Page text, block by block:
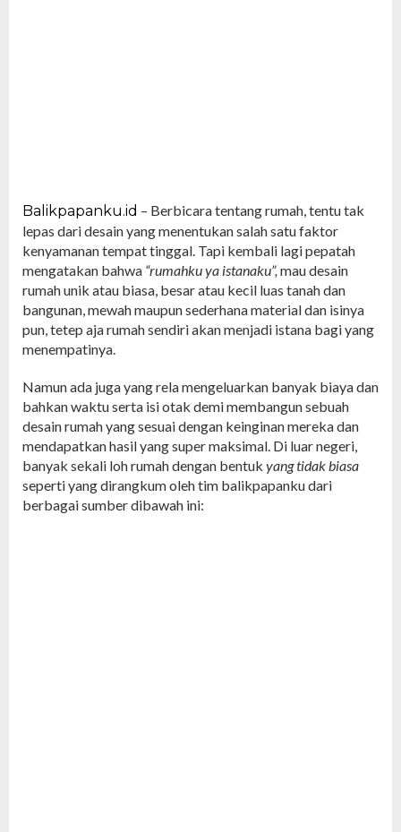
Balikpapanku.id – Berbicara tentang rumah, tentu tak
lepas dari desain yang menentukan salah satu faktor
kenyamanan tempat tinggal. Tapi kembali lagi pepatah
mengatakan bahwa “rumahku ya istanaku”, mau desain
rumah unik atau biasa, besar atau kecil luas tanah dan
bangunan, mewah maupun sederhana material dan isinya
pun, tetep aja rumah sendiri akan menjadi istana bagi yang
menempatinya.
Namun ada juga yang rela mengeluarkan banyak biaya dan
bahkan waktu serta isi otak demi membangun sebuah
desain rumah yang sesuai dengan keinginan mereka dan
mendapatkan hasil yang super maksimal. Di luar negeri,
banyak sekali loh rumah dengan bentuk yang tidak biasa
seperti yang dirangkum oleh tim balikpapanku dari
berbagai sumber dibawah ini: